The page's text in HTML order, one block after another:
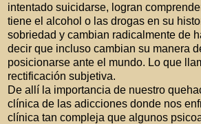
intentado suicidarse, logran
tiene el alcohol o las drogas en su
sobriedad y cambian radicalmente de
decir que incluso cambian su manera
posicionarse ante el mundo. Lo que
rectificación subjetiva.
De allí la importancia de nuestro
clínica de las adicciones donde nos
clínica tan compleja que algunos